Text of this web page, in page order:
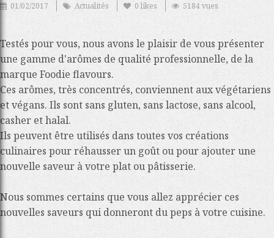
01/02/2017 Actualités 0 likes 5184 vues
Testés pour vous, nous avons le plaisir de vous présenter
une gamme d'arômes de qualité professionnelle, de la
marque Foodie flavours.
Ces arômes, très concentrés, conviennent aux végétariens
et végans. Ils sont sans gluten, sans lactose, sans alcool,
casher et halal.
Ils peuvent être utilisés dans toutes vos créations
culinaires pour réhausser un goût ou pour ajouter une
nouvelle saveur à votre plat ou pâtisserie.
Nous sommes certains que vous allez apprécier ces
nouvelles saveurs qui donneront du peps à votre cuisine.